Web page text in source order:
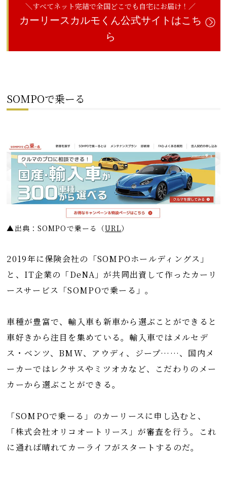
＼すべてネット完結で全国どこでも自宅にお届け！／
カーリースカルモくん公式サイトはこち
ら
SOMPOで乗ーる
▲出典：SOMPOで乗ーる （URL）
2019年に保険会社の「SOMPOホールディングス」
と、IT企業の「DeNA」が共同出資して作ったカーリ
ースサービス「SOMPOで乗ーる」。
車種が豊富で、輸入車も新車から選ぶことができると
車好きから注目を集めている。輸入車ではメルセデ
ス・ベンツ、BMW、アウディ、ジープ……、国内メ
ーカーではレクサスやミツオカなど、こだわりのメー
カーから選ぶことができる。
「SOMPOで乗ーる」のカーリースに申し込むと、
「株式会社オリコオートリース」が審査を行う。これ
に通れば晴れてカーライフがスタートするのだ。